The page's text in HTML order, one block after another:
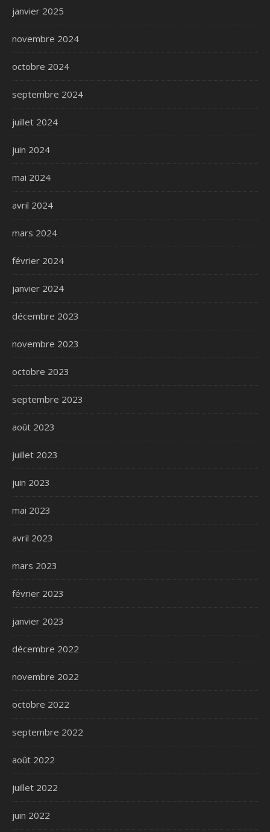
janvier 2025
novembre 2024
octobre 2024
septembre 2024
juillet 2024
juin 2024
mai 2024
avril 2024
mars 2024
février 2024
janvier 2024
décembre 2023
novembre 2023
octobre 2023
septembre 2023
août 2023
juillet 2023
juin 2023
mai 2023
avril 2023
mars 2023
février 2023
janvier 2023
décembre 2022
novembre 2022
octobre 2022
septembre 2022
août 2022
juillet 2022
juin 2022